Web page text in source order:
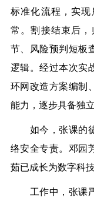
标准化流程，实
常。割接结束后
节、风险预判短板
逻辑。经过本次实
环网改造方案编制
能力，逐步具备独
如今，张课的徒
络安全专责。邓园
茹已成长为数字科
工作中，张课严